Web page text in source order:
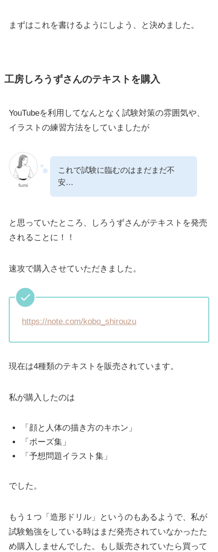
まずはこれを書けるようにしよう、と決めました。
工房しろうずさんのテキストを購入
YouTubeを利用してなんとなく試験対策の雰囲気や、
イラストの練習方法をしていましたが
fumi
これで試験に臨むのはまだまだ不
安…
と思っていたところ、しろうずさんがテキストを発売
されることに！！
速攻で購入させていただきました。
https://note.com/kobo_shirouzu
現在は4種類のテキストを販売されています。
私が購入したのは
「顔と人体の描き方のキホン」
「ポーズ集」
「予想問題イラスト集」
でした。
もう１つ「造形ドリル」というのもあるようで、私が
試験勉強をしている時はまだ発売されていなかったた
め購入しませんでした。もし販売されていたら買って